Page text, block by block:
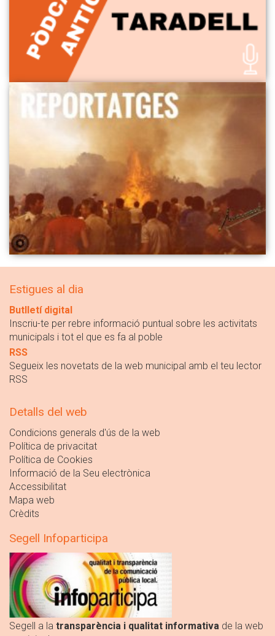
Estigues al dia
Butlletí digital
Inscriu-te per rebre informació puntual sobre les activitats
municipals i tot el que es fa al poble
RSS
Segueix les novetats de la web municipal amb el teu lector
RSS
Detalls del web
Condicions generals d'ús de la web
Política de privacitat
Política de Cookies
Informació de la Seu electrònica
Accessibilitat
Mapa web
Crèdits
Segell Infoparticipa
Segell a la transparència i qualitat informativa de la web